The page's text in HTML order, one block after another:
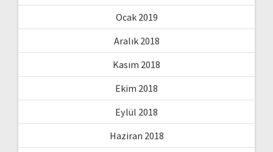
Ocak 2019
Aralık 2018
Kasım 2018
Ekim 2018
Eylül 2018
Haziran 2018